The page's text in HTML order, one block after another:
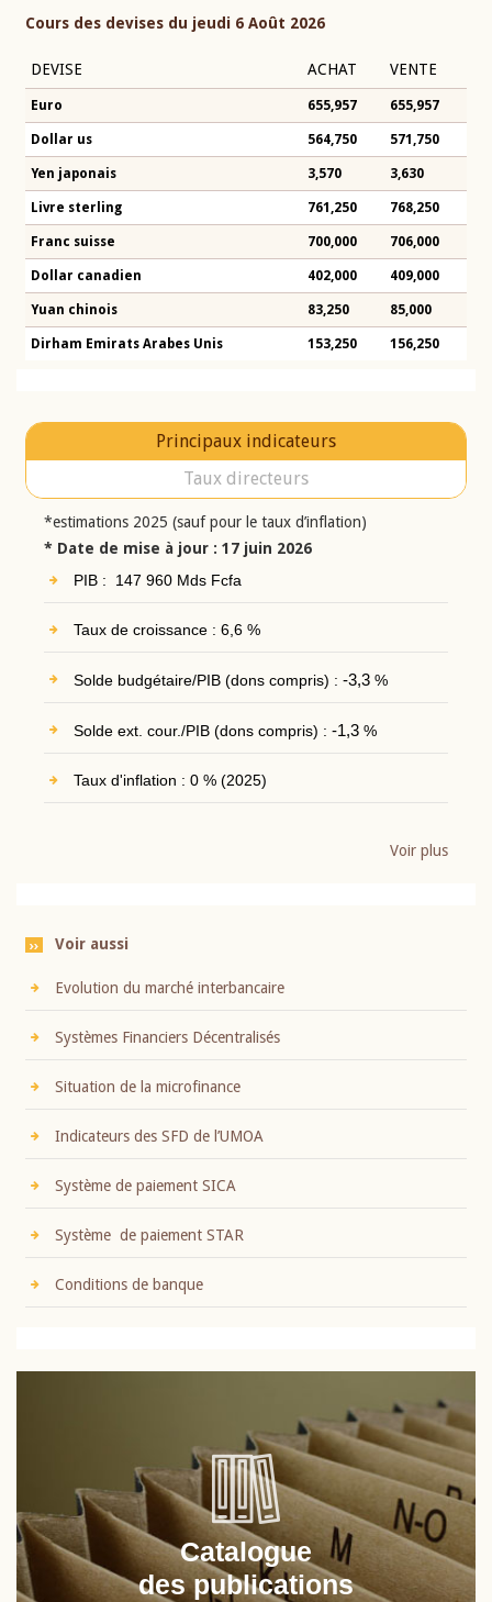
Cours des devises du jeudi 6 Août 2026
DEVISE ACHAT VENTE
Euro 655,957 655,957
Dollar us 564,750 571,750
Yen japonais 3,570 3,630
Livre sterling 761,250 768,250
Franc suisse 700,000 706,000
Dollar canadien 402,000 409,000
Yuan chinois 83,250 85,000
Dirham Emirats Arabes Unis 153,250 156,250
Principaux indicateurs
Taux directeurs
*estimations 2025 (sauf pour le taux d’inflation)
* Date de mise à jour : 17 juin 2026
PIB : 147 960 Mds Fcfa
Taux de croissance : 6,6 %
Solde budgétaire/PIB (dons compris) : -3,3%
Solde ext. cour./PIB (dons compris) : -1,3%
Taux d'inflation : 0 % (2025)
Voir plus
Voir aussi
Evolution du marché interbancaire
Systèmes Financiers Décentralisés
Situation de la microfinance
Indicateurs des SFD de l’UMOA
Système de paiement SICA
Système de paiement STAR
Conditions de banque
Catalogue
des publications